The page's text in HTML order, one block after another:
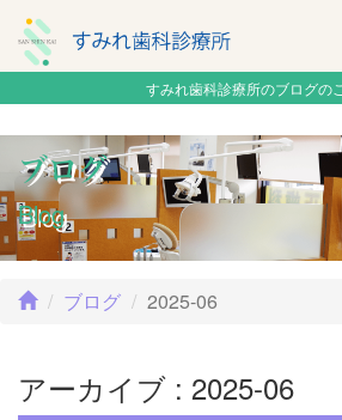
すみれ歯科診療所のブログの
ブログ
Blog
ブログ 2025-06
アーカイブ : 2025-06